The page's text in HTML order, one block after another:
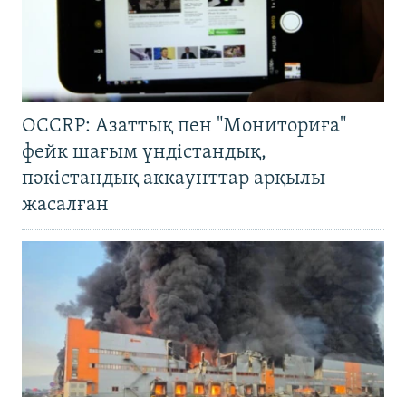
OCCRP: Азаттық пен "Мониториға"
фейк шағым үндістандық,
пәкістандық аккаунттар арқылы
жасалған